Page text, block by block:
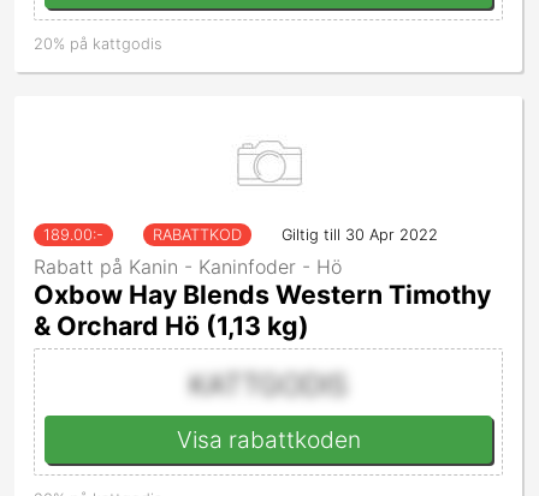
20% på kattgodis
189.00:- RABATTKOD Giltig till 30 Apr 2022
Rabatt på Kanin - Kaninfoder - Hö
Oxbow Hay Blends Western Timothy
& Orchard Hö (1,13 kg)
KATTGODIS
Visa rabattkoden